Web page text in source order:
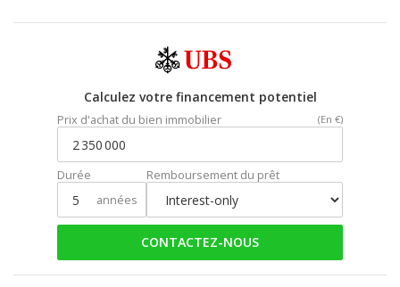
Calculez votre financement potentiel
Prix d'achat du bien immobilier (En €)
Durée
années
Remboursement du prêt
CONTACTEZ-NOUS